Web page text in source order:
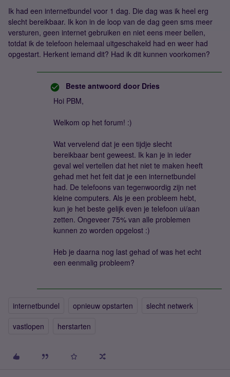
Ik had een internetbundel voor 1 dag. Die dag was ik heel erg
slecht bereikbaar. Ik kon in de loop van de dag geen sms meer
versturen, geen internet gebruiken en niet eens meer bellen,
totdat ik de telefoon helemaal uitgeschakeld had en weer had
opgestart. Herkent iemand dit? Had ik dit kunnen voorkomen?
Beste antwoord door Dries
Hoi PBM,
Welkom op het forum! :)
Wat vervelend dat je een tijdje slecht
bereikbaar bent geweest. Ik kan je in ieder
geval wel vertellen dat het niet te maken heeft
gehad met het feit dat je een internetbundel
had. De telefoons van tegenwoordig zijn net
kleine computers. Als je een probleem hebt,
kun je het beste gelijk even je telefoon ui/aan
zetten. Ongeveer 75% van alle problemen
kunnen zo worden opgelost :)
Heb je daarna nog last gehad of was het echt
een eenmalig probleem?
internetbundel opnieuw opstarten
slecht netwerk
vastlopen
herstarten